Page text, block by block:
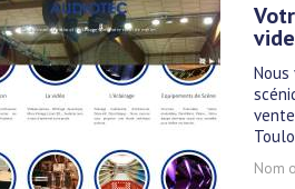
Nom